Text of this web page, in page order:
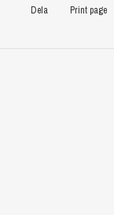
Dela Print page